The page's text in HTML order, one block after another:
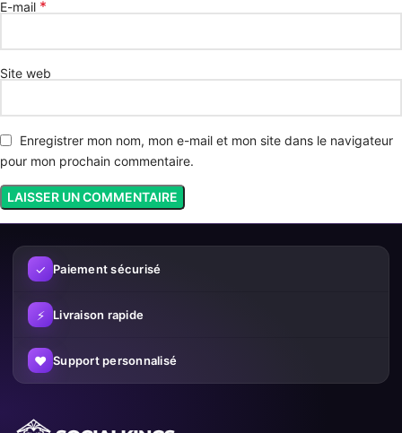
E-mail *
Site web
Enregistrer mon nom, mon e-mail et mon site dans le navigateur
pour mon prochain commentaire.
✓ Paiement sécurisé
⚡ Livraison rapide
♥ Support personnalisé